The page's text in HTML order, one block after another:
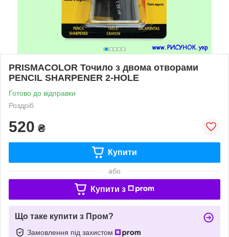
PRISMACOLOR Точило з двома отворами
PENCIL SHARPENER 2-HOLE
Готово до відправки
Роздріб
520 ₴
Купити
або
Купити з
Що таке купити з Пром?
Замовлення під захистом